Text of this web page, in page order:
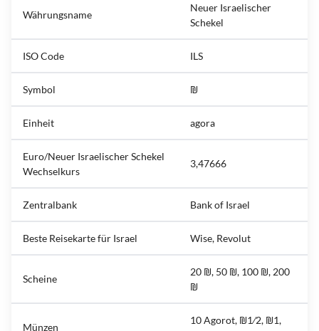
Währungsname
Neuer Israelischer
Schekel
ISO Code ILS
Symbol ₪
Einheit agora
Euro/Neuer Israelischer Schekel
Wechselkurs
3,47666
Zentralbank Bank of Israel
Beste Reisekarte für Israel Wise, Revolut
Scheine
20 ₪, 50 ₪, 100 ₪, 200
₪
Münzen
10 Agorot, ₪1⁄2, ₪1,